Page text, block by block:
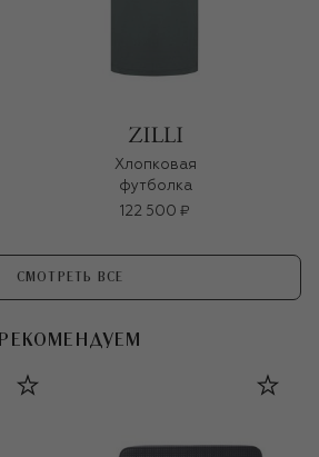
Хлопковая
футболка
122 500 ₽
СМОТРЕТЬ ВСЕ
РЕКОМЕНДУЕМ